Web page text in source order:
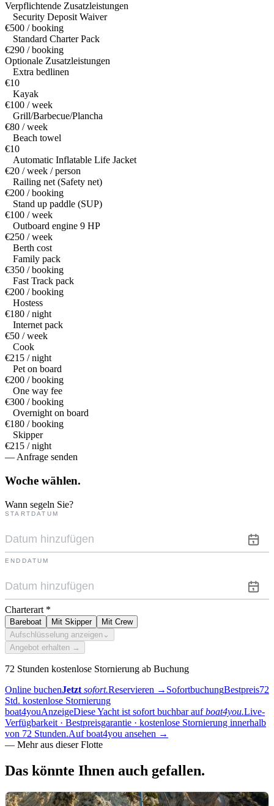
Verpflichtende Zusatzleistungen
Security Deposit Waiver
€500 / booking
Standard Charter Pack
€290 / booking
Optionale Zusatzleistungen
Extra bedlinen
€10
Kayak
€100 / week
Grill/Barbecue/Plancha
€80 / week
Beach towel
€10
Automatic Inflatable Life Jacket
€20 / week / person
Railing net (Safety net)
€200 / booking
Stand up paddle (SUP)
€100 / week
Outboard engine 9 HP
€250 / week
Berth cost
Family pack
€350 / booking
Fast Track pack
€200 / booking
Hostess
€180 / night
Internet pack
€50 / week
Cook
€215 / night
Pet on board
€200 / booking
One way fee
€300 / booking
Overnight on board
€180 / booking
Skipper
€215 / night
— Anfrage senden
Woche wählen.
Wann segeln Sie?
STARTDATUM
ENDDATUM
Charterart *
Bareboat Mit Skipper
Mit Crew
Aufschlüsselung anzeigen ⌄
Angebot erhalten →
72 Stunden kostenlose Stornierung ab Buchung
Online buchenJetzt sofort.Reservieren → SofortbuchungBestpreis72
Std. kostenlose Stornierung
boat4youAnzeigeDiese Yacht ist sofort buchbar auf boat4you.Live-
Verfügbarkeit · Bestpreisgarantie · kostenlose Stornierung innerhalb
von 72 Stunden.Auf boat4you ansehen →
— Mehr aus dieser Flotte
Das könnte Ihnen auch gefallen.